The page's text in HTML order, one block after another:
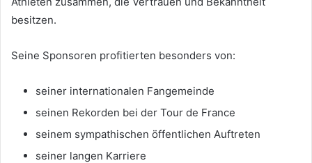
besitzen.
Seine Sponsoren profitierten besonders von:
seiner internationalen Fangemeinde
seinen Rekorden bei der Tour de France
seinem sympathischen öffentlichen Auftreten
seiner langen Karriere